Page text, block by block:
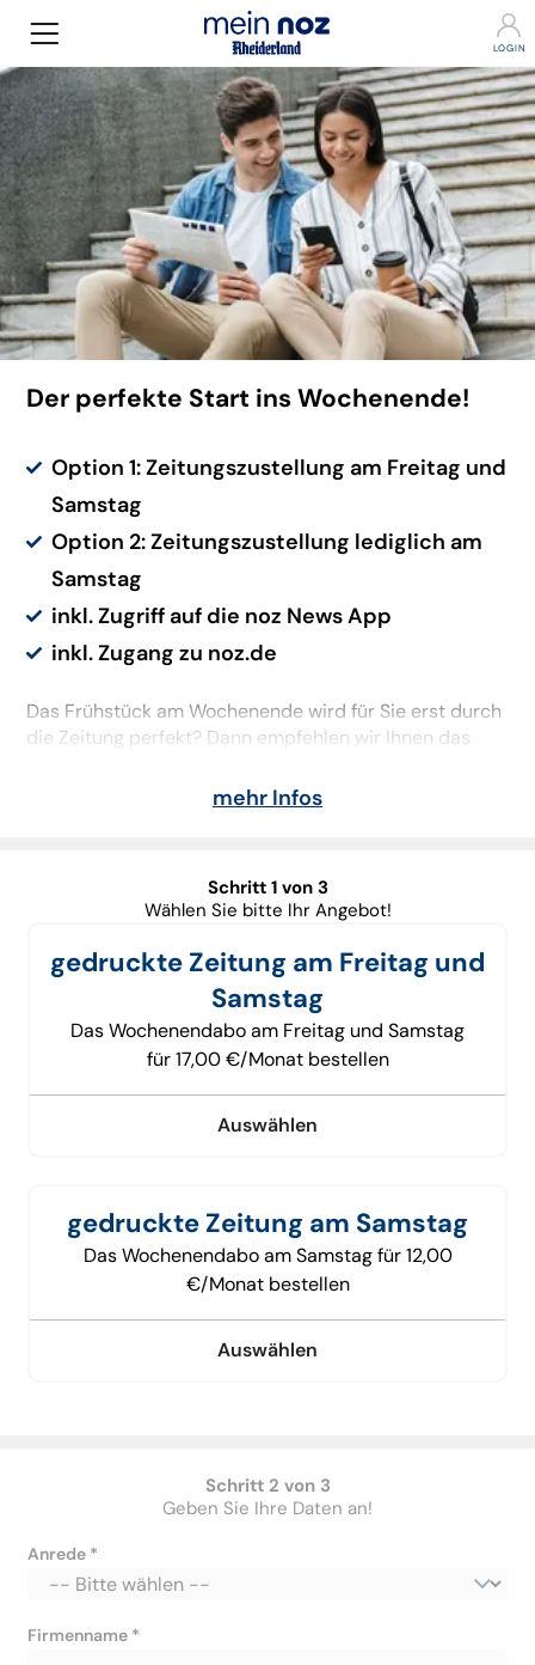
Der perfekte Start ins Wochenende!
Option 1: Zeitungszustellung am Freitag und
Samstag
Option 2: Zeitungszustellung lediglich am
Samstag
inkl. Zugriff auf die noz News App
inkl. Zugang zu noz.de
Das Frühstück am Wochenende wird für Sie erst durch
die Zeitung perfekt? Dann empfehlen wir Ihnen das
Sorgfältig recherchierte Hintergründe, Einschätzungen
Neben der gedruckten Zeitung erhalten Sie zusätzlich
Artikel auf www.noz.de.
mehr Infos
Schritt 1 von 3
Wählen Sie bitte Ihr Angebot!
gedruckte Zeitung am Freitag und
Samstag
Das Wochenendabo am Freitag und Samstag
für 17,00 €/Monat bestellen
Auswählen
gedruckte Zeitung am Samstag
Das Wochenendabo am Samstag für 12,00
€/Monat bestellen
Auswählen
Schritt 2 von 3
Geben Sie Ihre Daten an!
Anrede *
Firmenname *